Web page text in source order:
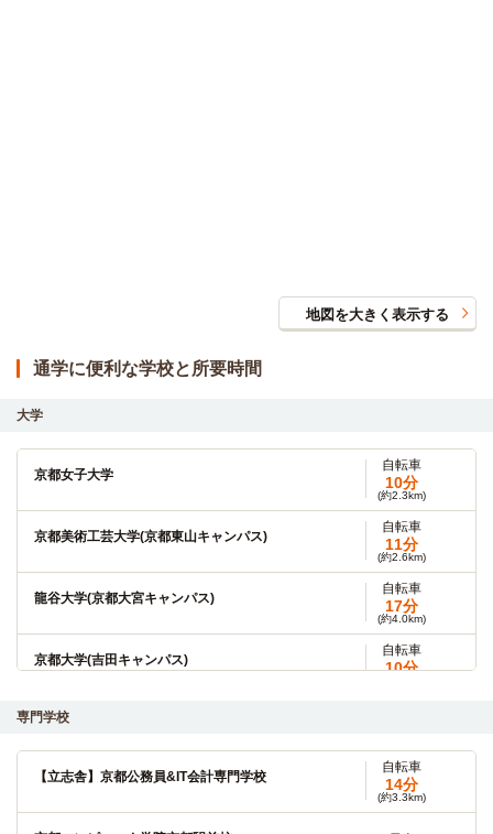
地図を大きく表示する
通学に便利な学校と所要時間
大学
京都女子大学
自転車
10分
(約2.3km)
京都美術工芸大学(京都東山キャンパス)
自転車
11分
(約2.6km)
龍谷大学(京都大宮キャンパス)
自転車
17分
(約4.0km)
京都大学(吉田キャンパス)
自転車
10分
京都女子大学(大学院)
京都大学(大学院)
自転車
10分
(約2.3km)
専門学校
【立志舎】京都公務員&IT会計専門学校
自転車
14分
(約3.3km)